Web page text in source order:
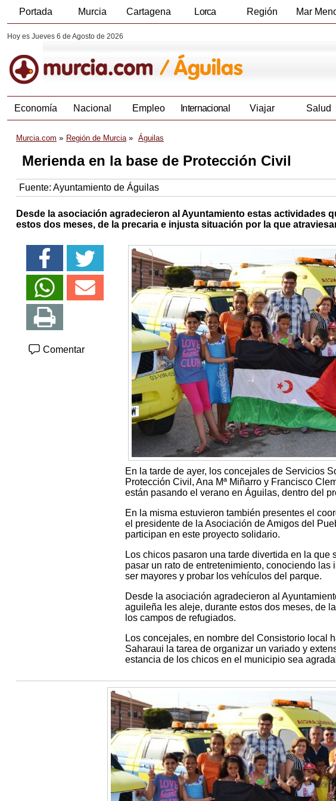
Portada Murcia Cartagena Lorca Región Mar
Hoy es Jueves 6 de Agosto de 2026
Economía Nacional Empleo Internacional Viajar Salud
Murcia.com Región de Murcia Águilas
Merienda en la base de Protección Civil
Fuente: Ayuntamiento de Águilas
Desde la asociación agradecieron al Ayuntamiento estas actividades
estos dos meses, de la precaria e injusta situación por la que
Comentar
En la tarde de ayer, los concejales de Servicios
Protección Civil, Ana Mª Miñarro y Francisco
están pasando el verano en Águilas, dentro del
En la misma estuvieron también presentes el
el presidente de la Asociación de Amigos del
participan en este proyecto solidario.
Los chicos pasaron una tarde divertida en la
pasar un rato de entretenimiento, conociendo
ser mayores y probar los vehículos del parque.
Desde la asociación agradecieron al
aguileña les aleje, durante estos dos meses, de
los campos de refugiados.
Los concejales, en nombre del Consistorio local
Saharaui la tarea de organizar un variado y
estancia de los chicos en el municipio sea